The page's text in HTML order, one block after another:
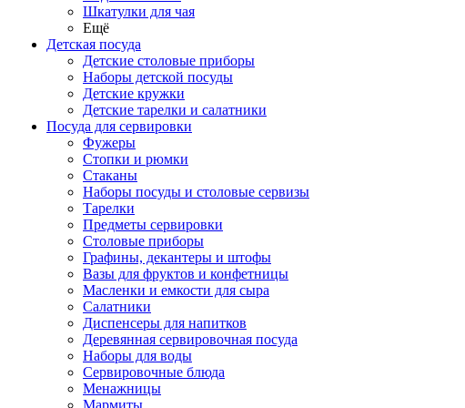
Шкатулки для чая
Ещё
Детская посуда
Детские столовые приборы
Наборы детской посуды
Детские кружки
Детские тарелки и салатники
Посуда для сервировки
Фужеры
Стопки и рюмки
Стаканы
Наборы посуды и столовые сервизы
Тарелки
Предметы сервировки
Столовые приборы
Графины, декантеры и штофы
Вазы для фруктов и конфетницы
Масленки и емкости для сыра
Салатники
Диспенсеры для напитков
Деревянная сервировочная посуда
Наборы для воды
Сервировочные блюда
Менажницы
Мармиты